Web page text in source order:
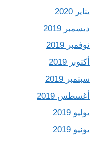
يناير 2020
ديسمبر 2019
نوفمبر 2019
أكتوبر 2019
سبتمبر 2019
أغسطس 2019
يوليو 2019
يونيو 2019